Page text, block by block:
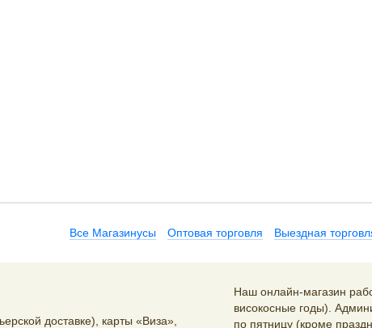
Все Магазинусы Оптовая торговля Выездная
доставке), карты «Виза»,
Наш онлайн-магазин
високосные годы).
по пятницу (кроме